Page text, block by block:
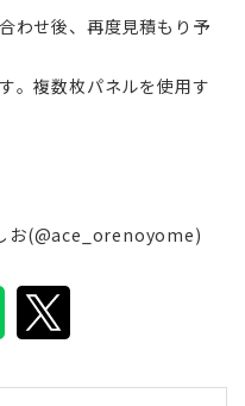
わせ後、再度見積もり予
。複数枚パネルを使用す
お(@ace_orenoyome)